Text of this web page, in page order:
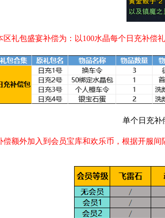
区礼包盛宴补偿为：以100水晶每个日充补偿
单个日充补
偿额外加入到会员宝库和欢乐币，根据开服